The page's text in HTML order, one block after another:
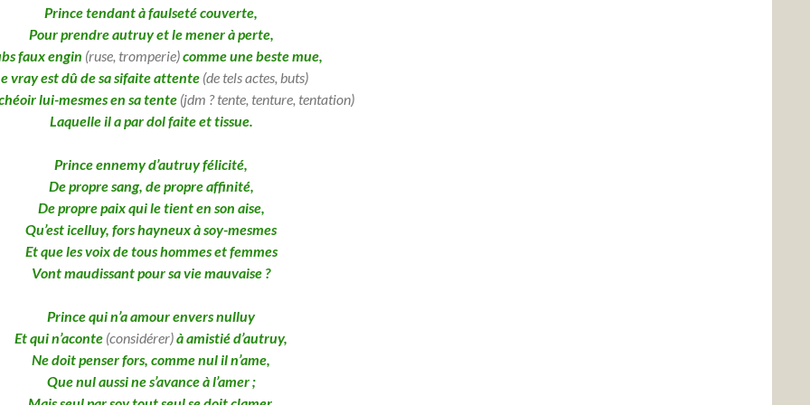
Prince tendant à faulseté couverte,
Pour prendre autruy et le mener à perte,
faux engin (ruse, tromperie)comme une beste mue,
vray est dû de sa sifaite attente (de tels actes, buts)
chéoir lui-mesmes en sa tente (jdm ? tente, tenture, tentation)
Laquelle il a par dol faite et tissue.
Prince ennemy d’autruy félicité,
De propre sang, de propre affinité,
De propre paix qui le tient en son aise,
Qu’est icelluy, fors hayneux à soy-mesmes
Et que les voix de tous hommes et femmes
Vont maudissant pour sa vie mauvaise ?
Prince qui n’a amour envers nulluy
Et qui n’aconte (considérer)à amistié d’autruy,
Ne doit penser fors, comme nul il n’ame,
Que nul aussi ne s’avance à l’amer ;